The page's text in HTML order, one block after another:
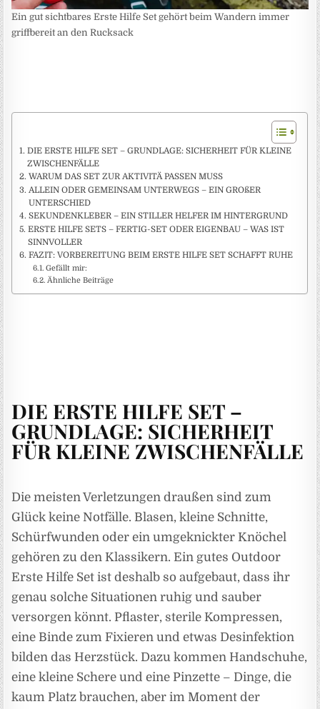
Ein gut sichtbares Erste Hilfe Set gehört beim Wandern immer
griffbereit an den Rucksack
DIE ERSTE HILFE SET – GRUNDLAGE: SICHERHEIT FÜR KLEINE
ZWISCHENFÄLLE
WARUM DAS SET ZUR AKTIVITÄ PASSEN MUSS
ALLEIN ODER GEMEINSAM UNTERWEGS – EIN GROßER
UNTERSCHIED
SEKUNDENKLEBER – EIN STILLER HELFER IM HINTERGRUND
ERSTE HILFE SETS – FERTIG-SET ODER EIGENBAU – WAS IST
SINNVOLLER
FAZIT: VORBEREITUNG BEIM ERSTE HILFE SET SCHAFFT RUHE
Gefällt mir:
Ähnliche Beiträge
DIE ERSTE HILFE SET –
GRUNDLAGE: SICHERHEIT
FÜR KLEINE ZWISCHENFÄLLE
Die meisten Verletzungen draußen sind zum
Glück keine Notfälle. Blasen, kleine Schnitte,
Schürfwunden oder ein umgeknickter Knöchel
gehören zu den Klassikern. Ein gutes Outdoor
Erste Hilfe Set ist deshalb so aufgebaut, dass ihr
genau solche Situationen ruhig und sauber
versorgen könnt. Pflaster, sterile Kompressen,
eine Binde zum Fixieren und etwas Desinfektion
bilden das Herzstück. Dazu kommen Handschuhe,
eine kleine Schere und eine Pinzette – Dinge, die
kaum Platz brauchen, aber im Moment der